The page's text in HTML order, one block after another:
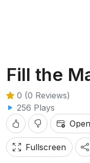
Fill the
0 (0 Reviews)
256 Plays
Fullscreen